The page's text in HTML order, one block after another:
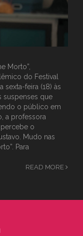
Morto”,
do Festival
sexta-feira (18) às
suspenses que
o público em
a professora
o
Mudo nas
Para
READ MORE